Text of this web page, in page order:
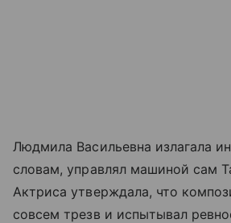
Людмила Васильевна излагала
словам, управлял машиной сам
Актриса утверждала, что
совсем трезв и испытывал